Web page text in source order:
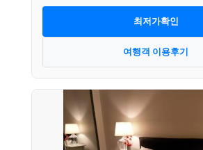
최저가확인
여행객 이용후기